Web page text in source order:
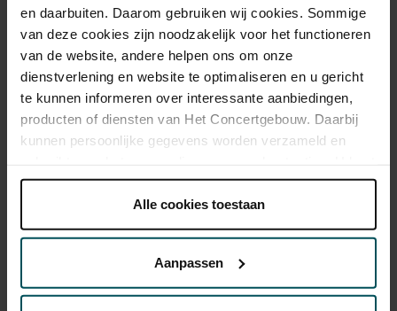
en daarbuiten. Daarom gebruiken wij cookies. Sommige
van deze cookies zijn noodzakelijk voor het functioneren
van de website, andere helpen ons om onze
dienstverlening en website te optimaliseren en u gericht
te kunnen informeren over interessante aanbiedingen,
producten of diensten van Het Concertgebouw. Daarbij
kunnen persoonlijke gegevens worden verzameld en
onder 'aanpassen' zelf welke cookies wij mogen
Lees onze cookieverklaring hier. Lees onze
Via decookieverklaringop onze website kunt u uw
Alle cookies toestaan
Aanpassen